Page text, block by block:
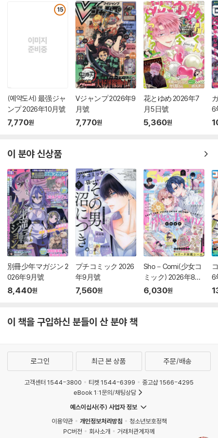
15
(예약도서) 最强ジャ
ンプ 2026年10月號
7,770원
Vジャンプ 2026年9
月號
7,770원
花とゆめ 2026年7
月5日號
5,360원
6
이 분야 신상품
別冊少年マガジン 2
026年9月號
8,440원
プチコミック 2026
年9月號
7,560원
Sho－Comi(少女コ
ミック) 2026年8月
20日號
6,030원
6
이 책을 구입하신 분들이 산 분야 책
로그인 최근 본 상품 주문/배송
고객센터 1544-3800 티켓 1544-6399
중고샵 1566-4295
eBook 1:1문의/채팅상담
예스이십사(주) 사업자 정보
이용약관
개인정보처리방침
청소년보호정책
PC버전
회사소개
거래처관계자께